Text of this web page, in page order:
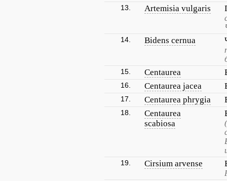
13. Artemisia vulgaris
14. Bidens cernua
15. Centaurea
16. Centaurea jacea
17. Centaurea phrygia
18.
Centaurea
scabiosa
19. Cirsium arvense